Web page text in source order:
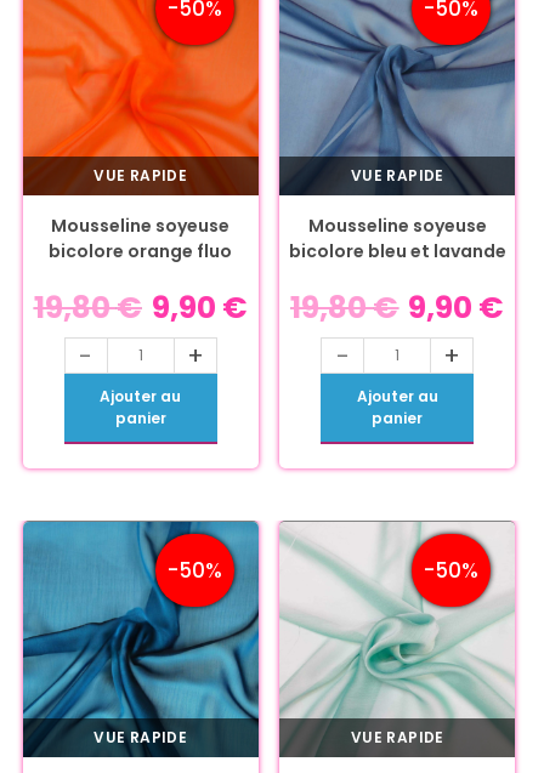
-50%
VUE RAPIDE
Mousseline soyeuse
bicolore orange fluo
19,80€ 9,90 €
- +
Ajouter au
panier
-50%
VUE RAPIDE
Mousseline soyeuse
bicolore bleu et lavande
19,80€ 9,90 €
- +
Ajouter au
panier
-50%
VUE RAPIDE
-50%
VUE RAPIDE